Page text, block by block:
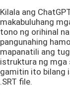
Kilala ang
makabuluhang
tono ng orihinal
pangunahing
mapanatili ang
istruktura ng mga
gamitin ito bilang
.SRT file.